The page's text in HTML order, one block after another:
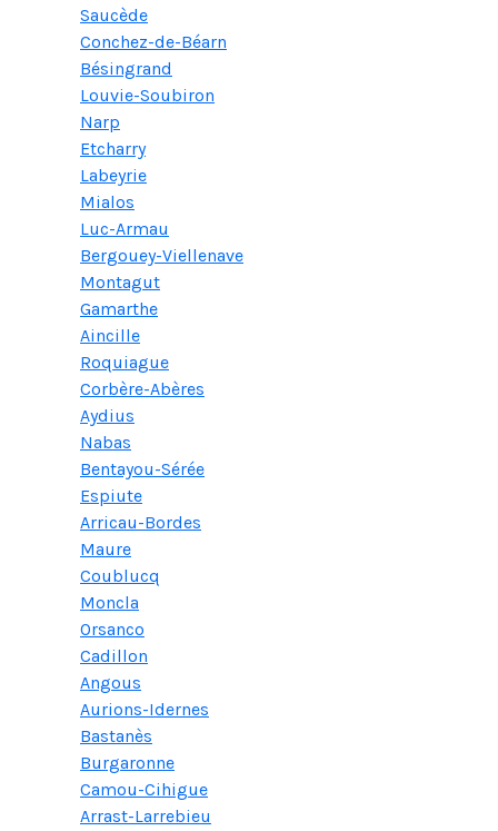
Saucède
Conchez-de-Béarn
Bésingrand
Louvie-Soubiron
Narp
Etcharry
Labeyrie
Mialos
Luc-Armau
Bergouey-Viellenave
Montagut
Gamarthe
Aincille
Roquiague
Corbère-Abères
Aydius
Nabas
Bentayou-Sérée
Espiute
Arricau-Bordes
Maure
Coublucq
Moncla
Orsanco
Cadillon
Angous
Aurions-Idernes
Bastanès
Burgaronne
Camou-Cihigue
Arrast-Larrebieu